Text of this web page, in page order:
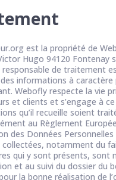
est la propriété de
Hugo 94120 Fontenay
de traitement
informations à caractère
Webofly respecte la vie
et clients et s’engage à
qu’il recueille soient
au Règlement
des Données Personnelles
collectées, notamment du
qui y sont présents, sont
et au suivi du dossier du
la bonne réalisation de